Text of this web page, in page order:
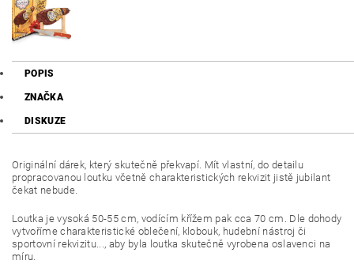
POPIS
ZNAČKA
DISKUZE
Originální dárek, který skutečně překvapí. Mít vlastní, do detailu
propracovanou loutku včetně charakteristických rekvizit jistě jubilant
čekat nebude.
Loutka je vysoká 50-55 cm, vodícím křížem pak cca 70 cm. Dle dohody
vytvoříme charakteristické oblečení, klobouk, hudební nástroj či
sportovní rekvizitu..., aby byla loutka skutečně vyrobena oslavenci na
míru.